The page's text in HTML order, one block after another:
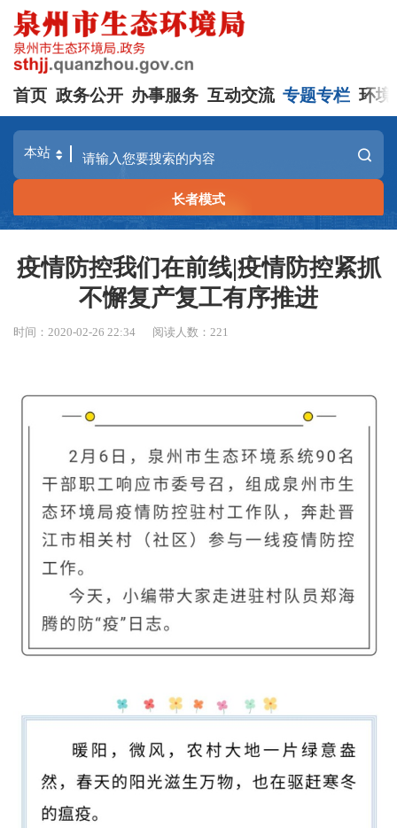
首页 政务公开 办事服务 互动交流 专题专栏 环境
长者模式
疫情防控我们在前线|疫情防控紧抓
不懈复产复工有序推进
时间：2020-02-26 22:34 阅读人数：221